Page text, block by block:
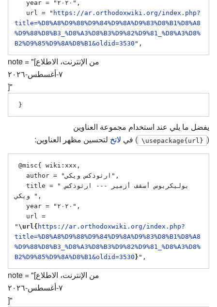
   url = "
https://ar.orthodoxwiki.org/index.php?
title=%D8%A8%D9%88%D9%84%D9%8A%D9%83%D8%B1%D8%A8
%D9%88%D8%B3_%D8%A3%D8%B3%D9%82%D9%81_%D8%A3%D8%
B2%D9%85%D9%8A%D8%B1&oldid=3530
note = "[من الإنترنت، الاطلاع
٧-أغسطس-٢٠٢٦
]"
يفضل ما يلي عند استخدام مجموعة العناوين
(
\usepackage{url} ) في لاتخ لتحسين مظهر العناوين:
ويكي ",
" \url{ https://ar.orthodoxwiki.org/index.php?
title=%D8%A8%D9%88%D9%84%D9%8A%D9%83%D8%B1%D8%A8
%D9%88%D8%B3_%D8%A3%D8%B3%D9%82%D9%81_%D8%A3%D8%
B2%D9%85%D9%8A%D8%B1&oldid=3530 }
note = "[من الإنترنت، الاطلاع
٧-أغسطس-٢٠٢٦
]"